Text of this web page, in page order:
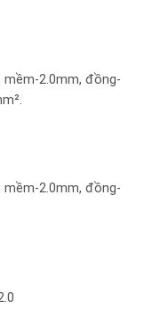
mềm-2.0mm, đồng-
mềm-2.0mm, đồng-